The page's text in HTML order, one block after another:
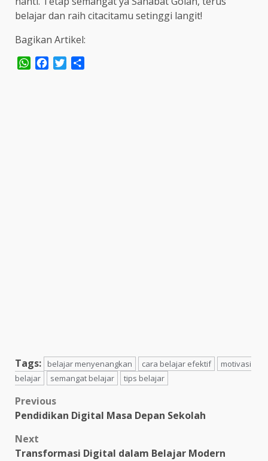
belajar dan raih citacitamu setinggi langit!
Bagikan Artikel:
WhatsApp
Facebook
Twitter
Tags: belajar menyenangkan cara belajar efektif
motivasi
belajar
semangat belajar tips belajar
Post
navigation
Previous
Pendidikan Digital Masa Depan Sekolah
Next
Transformasi Digital dalam Belajar Modern